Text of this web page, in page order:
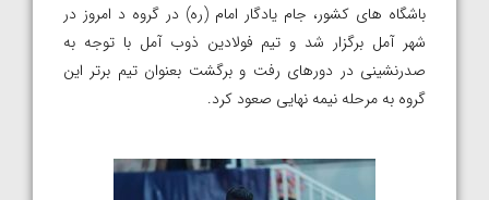
باشگاه های کشور، جام یادگار امام (ره) در گروه د امروز در
شهر آمل برگزار شد و تیم فولادین ذوب آمل با توجه به
صدرنشینی در دورهای رفت و برگشت بعنوان تیم برتر این
گروه به مرحله نیمه نهایی صعود کرد.